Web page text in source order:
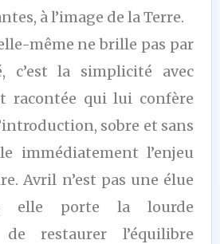
à l’image de la Terre.
même ne brille pas par
c’est la simplicité avec
racontée qui lui confère
sobre et sans
immédiatement l’enjeu
Avril n’est pas une élue
elle porte la lourde
de restaurer l’équilibre